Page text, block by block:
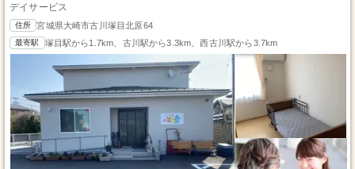
デイサービス
住所 宮城県大崎市古川塚目北原64
最寄駅 塚目駅から1.7km、古川駅から3.3km、西古川駅から3.7km